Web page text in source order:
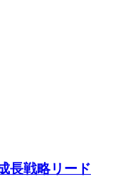
長戦略リード